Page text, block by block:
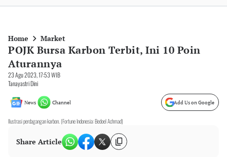
Home Market
POJK Bursa Karbon Terbit, Ini 10 Poin
Aturannya
23 Agu 2023, 17:53 WIB
Tanayastri Dini
News Channel Add Us on Google
Ilustrasi perdagangan karbon. (Fortune Indonesia: Bedoel Achmad)
Share Article